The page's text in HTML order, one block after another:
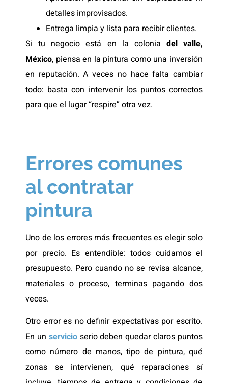
detalles improvisados.
Entrega limpia y lista para recibir clientes.
Si tu negocio está en la colonia del valle,
México, piensa en la pintura como una inversión
en reputación. A veces no hace falta cambiar
todo: basta con intervenir los puntos correctos
para que el lugar “respire” otra vez.
Errores comunes
al contratar
pintura
Uno de los errores más frecuentes es elegir solo
por precio. Es entendible: todos cuidamos el
presupuesto. Pero cuando no se revisa alcance,
materiales o proceso, terminas pagando dos
veces.
Otro error es no definir expectativas por escrito.
En un servicioserio deben quedar claros puntos
como número de manos, tipo de pintura, qué
zonas se intervienen, qué reparaciones sí